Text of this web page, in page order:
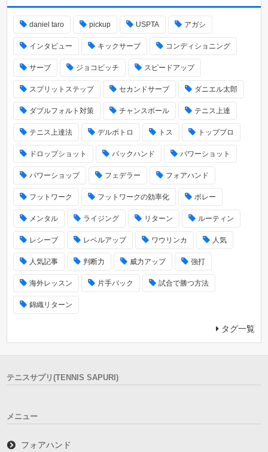
daniel taro pickup USPTA アガシ
インタビュー キックサーブ コンディショニング
サーブ ジョコビッチ スピードアップ
スプリットステップ セカンドサーブ ダニエル太郎
ダブルフォルト対策 チャンスボール テニス上達
テニス上達法 デルポトロ トス トッププロ
ドロップショット バックハンド パワーショット
パワーショップ フェデラー フォアハンド
フットワーク フットワークの効率化 ボレー
メンタル ライジング リターン ルーティン
レシーブ レベルアップ ワウリンカ 人気
人気記事 判断力 威力アップ 強打
海外レッスン 片手バック 試合で勝つ方法
錦織リターン
タグ一覧
テニスサプリ(TENNIS SAPURI)
メニュー
フォアハンド